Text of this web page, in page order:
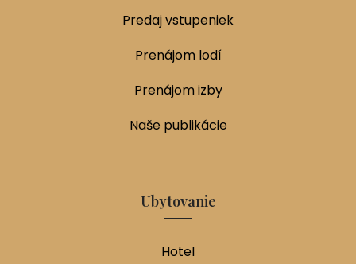
Predaj vstupeniek
Prenájom lodí
Prenájom izby
Naše publikácie
Ubytovanie
Hotel